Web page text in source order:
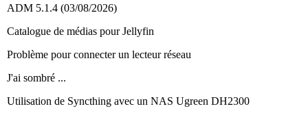
ADM 5.1.4 (03/08/2026)
Catalogue de médias pour Jellyfin
Problème pour connecter un lecteur réseau
J'ai sombré ...
Utilisation de Syncthing avec un NAS Ugreen DH2300